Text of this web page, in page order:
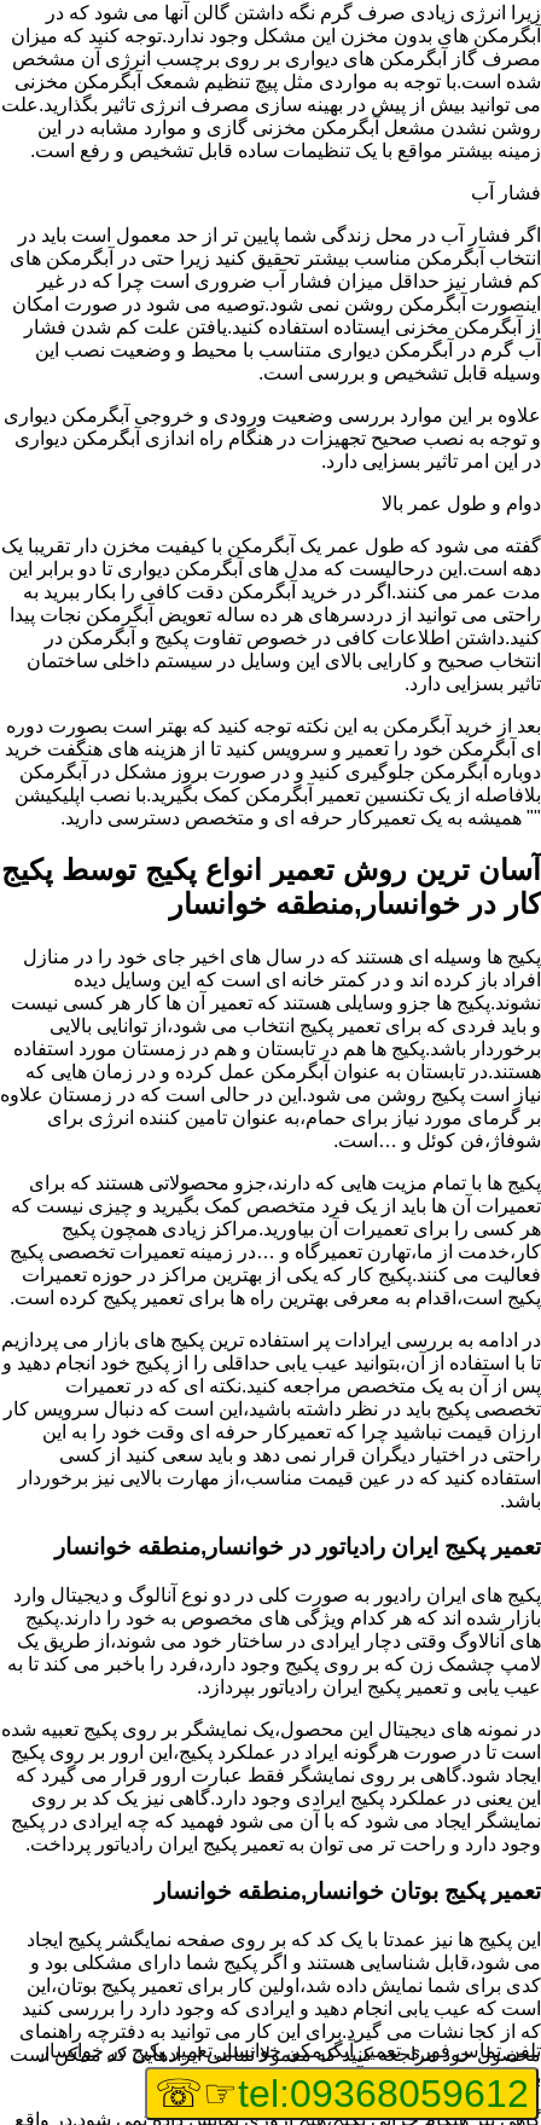
زیرا انرژی زیادی صرف گرم نگه داشتن گالن آنها می شود که در
آبگرمکن های بدون مخزن این مشکل وجود ندارد.توجه کنید که میزان
مصرف گاز آبگرمکن های دیواری بر روی برچسب انرژی آن مشخص
شده است.با توجه به مواردی مثل پیچ تنظیم شمعک آبگرمکن مخزنی
می توانید بیش از پیش در بهینه سازی مصرف انرژی تاثیر بگذارید.علت
روشن نشدن مشعل آبگرمکن مخزنی گازی و موارد مشابه در این
زمینه بیشتر مواقع با یک تنظیمات ساده قابل تشخیص و رفع است.
فشار آب
اگر فشار آب در محل زندگی شما پایین تر از حد معمول است باید در
انتخاب آبگرمکن مناسب بیشتر تحقیق کنید زیرا حتی در آبگرمکن های
کم فشار نیز حداقل میزان فشار آب ضروری است چرا که در غیر
اینصورت آبگرمکن روشن نمی شود.توصیه می شود در صورت امکان
از آبگرمکن مخزنی ایستاده استفاده کنید.یافتن علت کم شدن فشار
آب گرم در آبگرمکن دیواری متناسب با محیط و وضعیت نصب این
وسیله قابل تشخیص و بررسی است.
علاوه بر این موارد بررسی وضعیت ورودی و خروجی آبگرمکن دیواری
و توجه به نصب صحیح تجهیزات در هنگام راه اندازی آبگرمکن دیواری
در این امر تاثیر بسزایی دارد.
دوام و طول عمر بالا
گفته می شود که طول عمر یک آبگرمکن با کیفیت مخزن دار تقریبا یک
دهه است.این درحالیست که مدل های آبگرمکن دیواری تا دو برابر این
مدت عمر می کنند.اگر در خرید آبگرمکن دقت کافی را بکار ببرید به
راحتی می توانید از دردسرهای هر ده ساله تعویض آبگرمکن نجات پیدا
کنید.داشتن اطلاعات کافی در خصوص تفاوت پکیج و آبگرمکن در
انتخاب صحیح و کارایی بالای این وسایل در سیستم داخلی ساختمان
تاثیر بسزایی دارد.
بعد از خرید آبگرمکن به این نکته توجه کنید که بهتر است بصورت دوره
ای آبگرمکن خود را تعمیر و سرویس کنید تا از هزینه های هنگفت خرید
دوباره آبگرمکن جلوگیری کنید و در صورت بروز مشکل در آبگرمکن
بلافاصله از یک تکنسین تعمیر آبگرمکن کمک بگیرید.با نصب اپلیکیشن
"" همیشه به یک تعمیرکار حرفه ای و متخصص دسترسی دارید.
آسان ترین روش تعمیر انواع پکیج توسط پکیج
کار در خوانسار,منطقه خوانسار
پکیج ها وسیله ای هستند که در سال های اخیر جای خود را در منازل
افراد باز کرده اند و در کمتر خانه ای است که این وسایل دیده
نشوند.پکیج ها جزو وسایلی هستند که تعمیر آن ها کار هر کسی نیست
و باید فردی که برای تعمیر پکیج انتخاب می شود،از توانایی بالایی
برخوردار باشد.پکیج ها هم در تابستان و هم در زمستان مورد استفاده
هستند.در تابستان به عنوان آبگرمکن عمل کرده و در زمان هایی که
نیاز است پکیج روشن می شود.این در حالی است که در زمستان علاوه
بر گرمای مورد نیاز برای حمام،به عنوان تامین کننده انرژی برای
شوفاژ،فن کوئل و …است.
پکیج ها با تمام مزیت هایی که دارند،جزو محصولاتی هستند که برای
تعمیرات آن ها باید از یک فرد متخصص کمک بگیرید و چیزی نیست که
هر کسی را برای تعمیرات آن بیاورید.مراکز زیادی همچون پکیج
کار،خدمت از ما،تهارن تعمیرگاه و …در زمینه تعمیرات تخصصی پکیج
فعالیت می کنند.پکیج کار که یکی از بهترین مراکز در حوزه تعمیرات
پکیج است،اقدام به معرفی بهترین راه ها برای تعمیر پکیج کرده است.
در ادامه به بررسی ایرادات پر استفاده ترین پکیج های بازار می پردازیم
تا با استفاده از آن،بتوانید عیب یابی حداقلی را از پکیج خود انجام دهید و
پس از آن به یک متخصص مراجعه کنید.نکته ای که در تعمیرات
تخصصی پکیج باید در نظر داشته باشید،این است که دنبال سرویس کار
ارزان قیمت نباشید چرا که تعمیرکار حرفه ای وقت خود را به این
راحتی در اختیار دیگران قرار نمی دهد و باید سعی کنید از کسی
استفاده کنید که در عین قیمت مناسب،از مهارت بالایی نیز برخوردار
باشد.
تعمیر پکیج ایران رادیاتور در خوانسار,منطقه خوانسار
پکیج های ایران رادیور به صورت کلی در دو نوع آنالوگ و دیجیتال وارد
بازار شده اند که هر کدام ویژگی های مخصوص به خود را دارند.پکیج
های آنالاوگ وقتی دچار ایرادی در ساختار خود می شوند،از طریق یک
لامپ چشمک زن که بر روی پکیج وجود دارد،فرد را باخبر می کند تا به
عیب یابی و تعمیر پکیج ایران رادیاتور بپردازد.
در نمونه های دیجیتال این محصول،یک نمایشگر بر روی پکیج تعبیه شده
است تا در صورت هرگونه ایراد در عملکرد پکیج،این ارور بر روی پکیج
ایجاد شود.گاهی بر روی نمایشگر فقط عبارت ارور قرار می گیرد که
این یعنی در عملکرد پکیج ایرادی وجود دارد.گاهی نیز یک کد بر روی
نمایشگر ایجاد می شود که با آن می شود فهمید که چه ایرادی در پکیج
وجود دارد و راحت تر می توان به تعمیر پکیج ایران رادیاتور پرداخت.
تعمیر پکیج بوتان خوانسار,منطقه خوانسار
این پکیج ها نیز عمدتا با یک کد که بر روی صفحه نمایگشر پکیج ایجاد
می شود،قابل شناسایی هستند و اگر پکیج شما دارای مشکلی بود و
کدی برای شما نمایش داده شد،اولین کار برای تعمیر پکیج بوتان،این
است که عیب یابی انجام دهید و ایرادی که وجود دارد را بررسی کنید
که از کجا نشات می گیرد.برای این کار می توانید به دفترچه راهنمای
محصول خود مراجعه کنید که معمولا تمامی ایرادهایی که ممکن است
برای پکیج پیش بیاید در آن قرار گرفته است.
گاهی نیز هنگام خرابی پکیج،هیچ اروری نمایش داده نمی شود.در واقع
تلفن تماس فوریتعمیر آبگرمکن خوانسار,تعمیر پکیج در خوانسار
tel:09368059612
☞☏